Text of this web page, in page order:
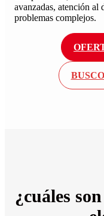
avanzadas, atención al
problemas complejos.
¿cuáles